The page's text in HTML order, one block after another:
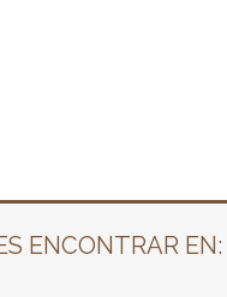
ENCONTRAR EN: